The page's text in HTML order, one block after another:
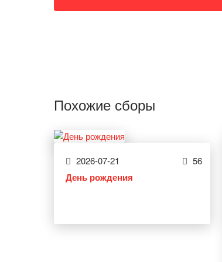
Похожие сборы
2026-07-21 56
День рождения